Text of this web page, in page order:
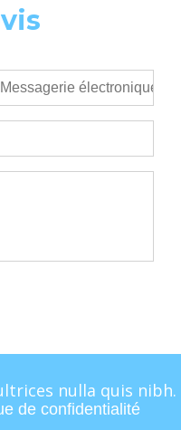
nulla quis nibh.
de confidentialité